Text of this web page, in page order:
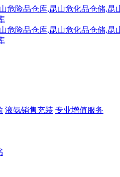
液氨销售充装 专业增值服务